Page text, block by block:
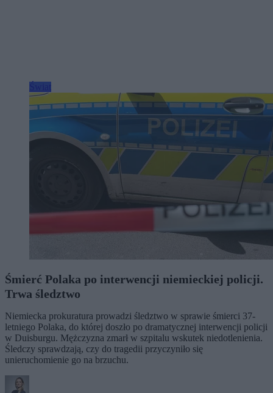
Śmierć Polaka po interwencji niemieckiej policji.
Trwa śledztwo
Niemiecka prokuratura prowadzi śledztwo w sprawie śmierci 37-
letniego Polaka, do której doszło po dramatycznej interwencji policji
w Duisburgu. Mężczyzna zmarł w szpitalu wskutek niedotlenienia.
Śledczy sprawdzają, czy do tragedii przyczyniło się
unieruchomienie go na brzuchu.